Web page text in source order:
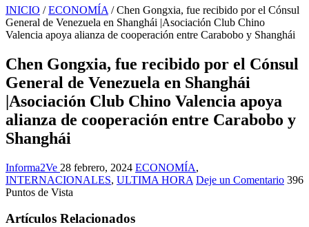
INICIO / ECONOMÍA / Chen Gongxia, fue recibido por el Cónsul
General de Venezuela en Shanghái |Asociación Club Chino
Valencia apoya alianza de cooperación entre Carabobo y Shanghái
Chen Gongxia, fue recibido por el Cónsul
General de Venezuela en Shanghái
|Asociación Club Chino Valencia apoya
alianza de cooperación entre Carabobo y
Shanghái
Informa2Ve 28 febrero, 2024 ECONOMÍA,
INTERNACIONALES, ULTIMA HORA Deje un Comentario 396
Puntos de Vista
Artículos Relacionados